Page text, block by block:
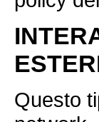
Questo